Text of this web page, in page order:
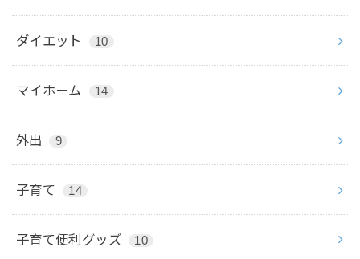
ダイエット 10
マイホーム 14
外出 9
子育て 14
子育て便利グッズ 10